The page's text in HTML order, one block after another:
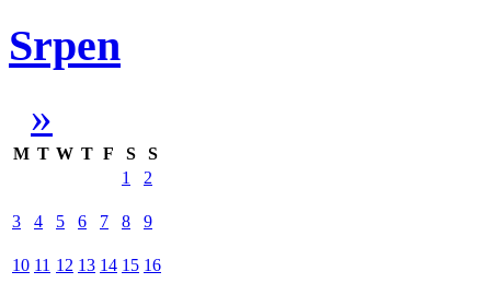
Srpen
»
M T W T F S
S
1
2
3 4 5 6 7 8 9
10 11 12 13 14 15 16